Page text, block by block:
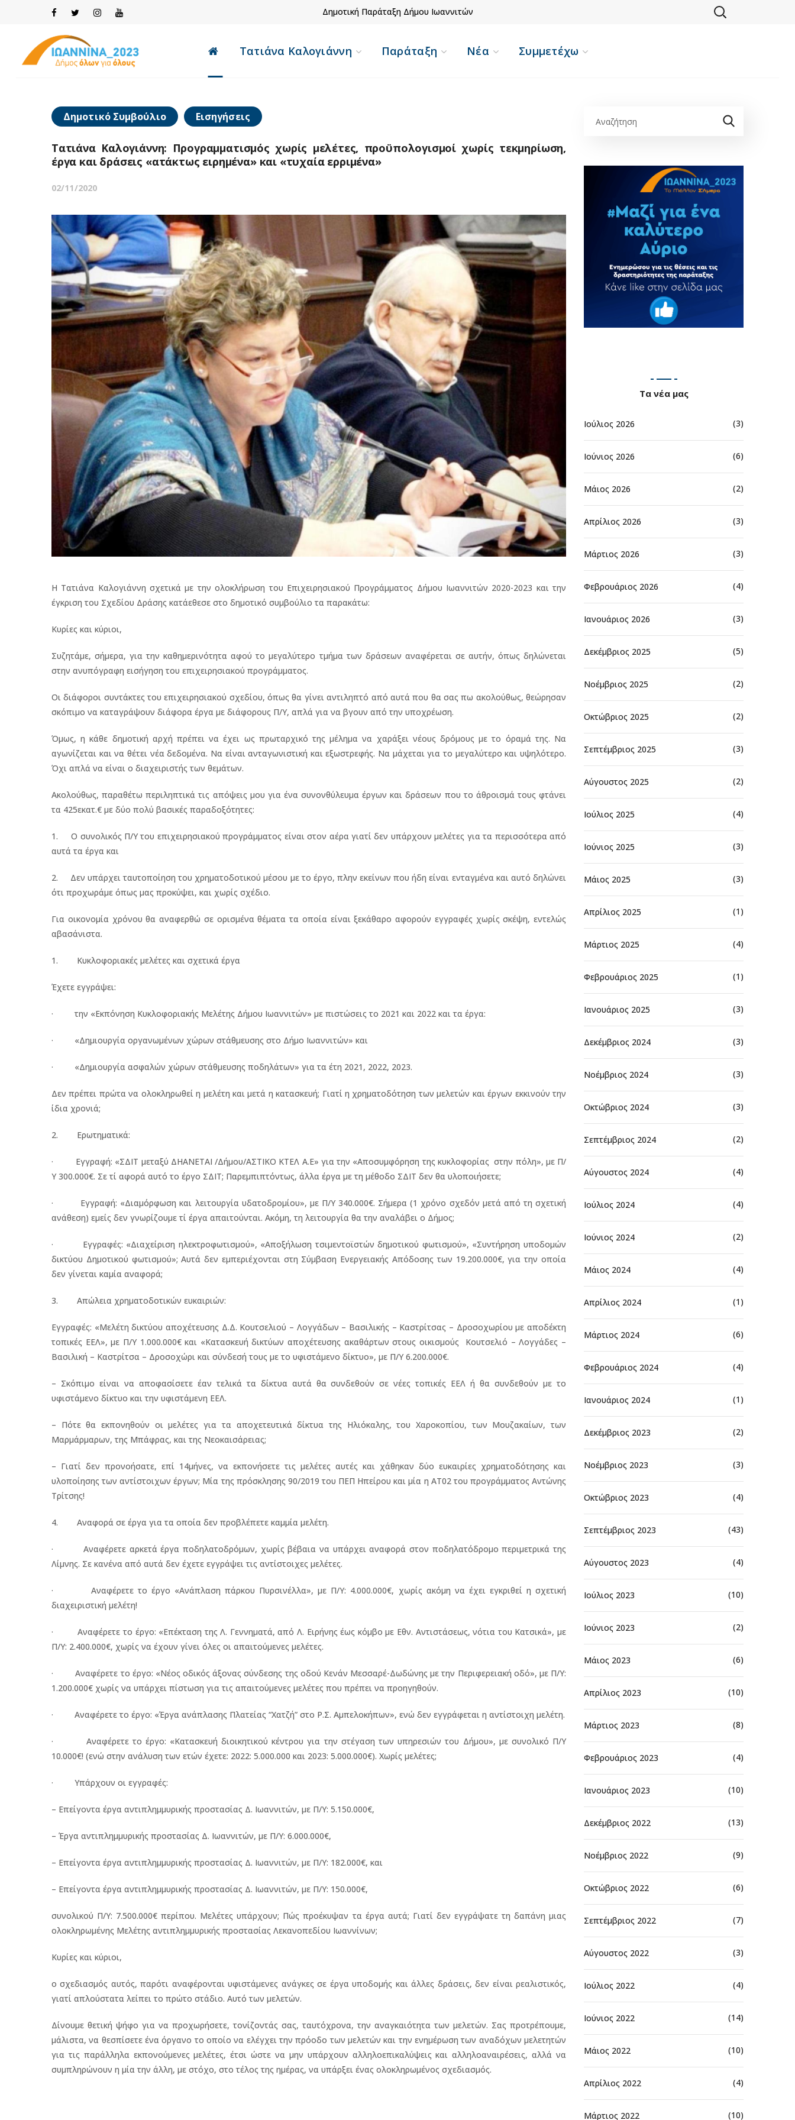
Δημοτική Παράταξη Δήμου Ιωαννιτών
Τατιάνα Καλογιάννη Παράταξη Νέα Συμμετέχω
Δημοτικό Συμβούλιο Εισηγήσεις
Τατιάνα Καλογιάννη: Προγραμματισμός χωρίς μελέτες, προϋπολογισμοί χωρίς τεκμηρίωση,
έργα και δράσεις «ατάκτως ειρημένα» και «τυχαία ερριμένα»
02/11/2020
Η Τατιάνα Καλογιάννη σχετικά με την ολοκλήρωση του Επιχειρησιακού Προγράμματος Δήμου Ιωαννιτών 2020-2023 και την
έγκριση του Σχεδίου Δράσης κατάεθεσε στο δημοτικό συμβούλιο τα παρακάτω:
Κυρίες και κύριοι,
Συζητάμε, σήμερα, για την καθημερινότητα αφού το μεγαλύτερο τμήμα των δράσεων αναφέρεται σε αυτήν, όπως δηλώνεται
στην ανυπόγραφη εισήγηση του επιχειρησιακού προγράμματος.
Οι διάφοροι συντάκτες του επιχειρησιακού σχεδίου, όπως θα γίνει αντιληπτό από αυτά που θα σας πω ακολούθως, θεώρησαν
σκόπιμο να καταγράψουν διάφορα έργα με διάφορους Π/Υ, απλά για να βγουν από την υποχρέωση.
Όμως, η κάθε δημοτική αρχή πρέπει να έχει ως πρωταρχικό της μέλημα να χαράξει νέους δρόμους με το όραμά της. Να
αγωνίζεται και να θέτει νέα δεδομένα. Να είναι ανταγωνιστική και εξωστρεφής. Να μάχεται για το μεγαλύτερο και υψηλότερο.
Όχι απλά να είναι ο διαχειριστής των θεμάτων.
Ακολούθως, παραθέτω περιληπτικά τις απόψεις μου για ένα συνονθύλευμα έργων και δράσεων που το άθροισμά τους φτάνει
τα 425εκατ.€ με δύο πολύ βασικές παραδοξότητες:
1. Ο συνολικός Π/Υ του επιχειρησιακού προγράμματος είναι στον αέρα γιατί δεν υπάρχουν μελέτες για τα περισσότερα από
αυτά τα έργα και
2. Δεν υπάρχει ταυτοποίηση του χρηματοδοτικού μέσου με το έργο, πλην εκείνων που ήδη είναι ενταγμένα και αυτό δηλώνει
ότι προχωράμε όπως μας προκύψει, και χωρίς σχέδιο.
Για οικονομία χρόνου θα αναφερθώ σε ορισμένα θέματα τα οποία είναι ξεκάθαρο αφορούν εγγραφές χωρίς σκέψη, εντελώς
αβασάνιστα.
1. Κυκλοφοριακές μελέτες και σχετικά έργα
Έχετε εγγράψει:
· την «Εκπόνηση Κυκλοφοριακής Μελέτης Δήμου Ιωαννιτών» με πιστώσεις το 2021 και 2022 και τα έργα:
· «Δημιουργία οργανωμένων χώρων στάθμευσης στο Δήμο Ιωαννιτών» και
· «Δημιουργία ασφαλών χώρων στάθμευσης ποδηλάτων» για τα έτη 2021, 2022, 2023.
Δεν πρέπει πρώτα να ολοκληρωθεί η μελέτη και μετά η κατασκευή; Γιατί η χρηματοδότηση των μελετών και έργων εκκινούν την
ίδια χρονιά;
2. Ερωτηματικά:
· Εγγραφή: «ΣΔΙΤ μεταξύ ΔΗΑΝΕΤΑΙ /Δήμου/ΑΣΤΙΚΟ ΚΤΕΛ Α.Ε» για την «Αποσυμφόρηση της κυκλοφορίας στην πόλη», με Π/
Υ 300.000€. Σε τί αφορά αυτό το έργο ΣΔΙΤ; Παρεμπιπτόντως, άλλα έργα με τη μέθοδο ΣΔΙΤ δεν θα υλοποιήσετε;
· Εγγραφή: «Διαμόρφωση και λειτουργία υδατοδρομίου», με Π/Υ 340.000€. Σήμερα (1 χρόνο σχεδόν μετά από τη σχετική
ανάθεση) εμείς δεν γνωρίζουμε τί έργα απαιτούνται. Ακόμη, τη λειτουργία θα την αναλάβει ο Δήμος;
· Εγγραφές: «Διαχείριση ηλεκτροφωτισμού», «Αποξήλωση τσιμεντοϊστών δημοτικού φωτισμού», «Συντήρηση υποδομών
δικτύου Δημοτικού φωτισμού»; Αυτά δεν εμπεριέχονται στη Σύμβαση Ενεργειακής Απόδοσης των 19.200.000€, για την οποία
δεν γίνεται καμία αναφορά;
3. Απώλεια χρηματοδοτικών ευκαιριών:
Εγγραφές: «Μελέτη δικτύου αποχέτευσης Δ.Δ. Κουτσελιού – Λογγάδων – Βασιλικής – Καστρίτσας – Δροσοχωρίου με αποδέκτη
τοπικές ΕΕΛ», με Π/Υ 1.000.000€ και «Κατασκευή δικτύων αποχέτευσης ακαθάρτων στους οικισμούς Κουτσελιό – Λογγάδες –
Βασιλική – Καστρίτσα – Δροσοχώρι και σύνδεσή τους με το υφιστάμενο δίκτυο», με Π/Υ 6.200.000€.
– Σκόπιμο είναι να αποφασίσετε έαν τελικά τα δίκτυα αυτά θα συνδεθούν σε νέες τοπικές ΕΕΛ ή θα συνδεθούν με το
υφιστάμενο δίκτυο και την υφιστάμενη ΕΕΛ.
– Πότε θα εκπονηθούν οι μελέτες για τα αποχετευτικά δίκτυα της Ηλιόκαλης, του Χαροκοπίου, των Μουζακαίων, των
Μαρμάρμαρων, της Μπάφρας, και της Νεοκαισάρειας;
– Γιατί δεν προνοήσατε, επί 14μήνες, να εκπονήσετε τις μελέτες αυτές και χάθηκαν δύο ευκαιρίες χρηματοδότησης και
υλοποίησης των αντίστοιχων έργων; Μία της πρόσκλησης 90/2019 του ΠΕΠ Ηπείρου και μία η ΑΤ02 του προγράμματος Αντώνης
Τρίτσης!
4. Αναφορά σε έργα για τα οποία δεν προβλέπετε καμμία μελέτη.
· Αναφέρετε αρκετά έργα ποδηλατοδρόμων, χωρίς βέβαια να υπάρχει αναφορά στον ποδηλατόδρομο περιμετρικά της
Λίμνης. Σε κανένα από αυτά δεν έχετε εγγράψει τις αντίστοιχες μελέτες.
· Αναφέρετε το έργο «Ανάπλαση πάρκου Πυρσινέλλα», με Π/Υ: 4.000.000€, χωρίς ακόμη να έχει εγκριθεί η σχετική
διαχειριστική μελέτη!
· Αναφέρετε το έργο: «Επέκταση της Λ. Γεννηματά, από Λ. Ειρήνης έως κόμβο με Εθν. Αντιστάσεως, νότια του Κατσικά», με
Π/Υ: 2.400.000€, χωρίς να έχουν γίνει όλες οι απαιτούμενες μελέτες.
· Αναφέρετε το έργο: «Νέος οδικός άξονας σύνδεσης της οδού Κενάν Μεσσαρέ-Δωδώνης με την Περιφερειακή οδό», με Π/Υ:
1.200.000€ χωρίς να υπάρχει πίστωση για τις απαιτούμενες μελέτες που πρέπει να προηγηθούν.
· Αναφέρετε το έργο: «Έργα ανάπλασης Πλατείας “Χατζή” στο Ρ.Σ. Αμπελοκήπων», ενώ δεν εγγράφεται η αντίστοιχη μελέτη.
· Αναφέρετε το έργο: «Κατασκευή διοικητικού κέντρου για την στέγαση των υπηρεσιών του Δήμου», με συνολικό Π/Υ
10.000€! (ενώ στην ανάλυση των ετών έχετε: 2022: 5.000.000 και 2023: 5.000.000€). Χωρίς μελέτες;
· Υπάρχουν οι εγγραφές:
– Επείγοντα έργα αντιπλημμυρικής προστασίας Δ. Ιωαννιτών, με Π/Υ: 5.150.000€,
– Έργα αντιπλημμυρικής προστασίας Δ. Ιωαννιτών, με Π/Υ: 6.000.000€,
– Επείγοντα έργα αντιπλημμυρικής προστασίας Δ. Ιωαννιτών, με Π/Υ: 182.000€, και
– Επείγοντα έργα αντιπλημμυρικής προστασίας Δ. Ιωαννιτών, με Π/Υ: 150.000€,
συνολικού Π/Υ: 7.500.000€ περίπου. Μελέτες υπάρχουν; Πώς προέκυψαν τα έργα αυτά; Γιατί δεν εγγράψατε τη δαπάνη μιας
ολοκληρωμένης Μελέτης αντιπλημμυρικής προστασίας Λεκανοπεδίου Ιωαννίνων;
Κυρίες και κύριοι,
ο σχεδιασμός αυτός, παρότι αναφέρονται υφιστάμενες ανάγκες σε έργα υποδομής και άλλες δράσεις, δεν είναι ρεαλιστικός,
γιατί απλούστατα λείπει το πρώτο στάδιο. Αυτό των μελετών.
Δίνουμε θετική ψήφο για να προχωρήσετε, τονίζοντάς σας, ταυτόχρονα, την αναγκαιότητα των μελετών. Σας προτρέπουμε,
μάλιστα, να θεσπίσετε ένα όργανο το οποίο να ελέγχει την πρόοδο των μελετών και την ενημέρωση των αναδόχων μελετητών
για τις παράλληλα εκπονούμενες μελέτες, έτσι ώστε να μην υπάρχουν αλληλοεπικαλύψεις και αλληλοαναιρέσεις, αλλά να
συμπληρώνουν η μία την άλλη, με στόχο, στο τέλος της ημέρας, να υπάρξει ένας ολοκληρωμένος σχεδιασμός.
Τα νέα μας
Ιούλιος 2026 (3)
Ιούνιος 2026 (6)
Μάιος 2026 (2)
Απρίλιος 2026 (3)
Μάρτιος 2026 (3)
Φεβρουάριος 2026 (4)
Ιανουάριος 2026 (3)
Δεκέμβριος 2025 (5)
Νοέμβριος 2025 (2)
Οκτώβριος 2025 (2)
Σεπτέμβριος 2025 (3)
Αύγουστος 2025 (2)
Ιούλιος 2025 (4)
Ιούνιος 2025 (3)
Μάιος 2025 (3)
Απρίλιος 2025 (1)
Μάρτιος 2025 (4)
Φεβρουάριος 2025 (1)
Ιανουάριος 2025 (3)
Δεκέμβριος 2024 (3)
Νοέμβριος 2024 (3)
Οκτώβριος 2024 (3)
Σεπτέμβριος 2024 (2)
Αύγουστος 2024 (4)
Ιούλιος 2024 (4)
Ιούνιος 2024 (2)
Μάιος 2024 (4)
Απρίλιος 2024 (1)
Μάρτιος 2024 (6)
Φεβρουάριος 2024 (4)
Ιανουάριος 2024 (1)
Δεκέμβριος 2023 (2)
Νοέμβριος 2023 (3)
Οκτώβριος 2023 (4)
Σεπτέμβριος 2023 (43)
Αύγουστος 2023 (4)
Ιούλιος 2023 (10)
Ιούνιος 2023 (2)
Μάιος 2023 (6)
Απρίλιος 2023 (10)
Μάρτιος 2023 (8)
Φεβρουάριος 2023 (4)
Ιανουάριος 2023 (10)
Δεκέμβριος 2022 (13)
Νοέμβριος 2022 (9)
Οκτώβριος 2022 (6)
Σεπτέμβριος 2022 (7)
Αύγουστος 2022 (3)
Ιούλιος 2022 (4)
Ιούνιος 2022 (14)
Μάιος 2022 (10)
Απρίλιος 2022 (4)
Μάρτιος 2022 (10)